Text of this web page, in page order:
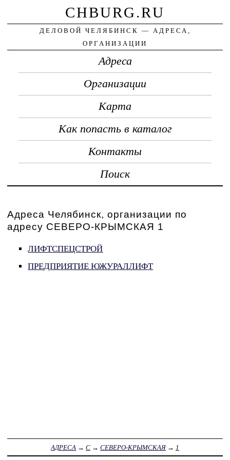
CHBURG.RU
ДЕЛОВОЙ ЧЕЛЯБИНСК — АДРЕСА,
ОРГАНИЗАЦИИ
Адреса
Организации
Карта
Как попасть в каталог
Контакты
Поиск
Адреса Челябинск, организации по
адресу СЕВЕРО-КРЫМСКАЯ 1
ЛИФТСПЕЦСТРОЙ
ПРЕДПРИЯТИЕ ЮЖУРАЛЛИФТ
АДРЕСА → С → СЕВЕРО-КРЫМСКАЯ → 1